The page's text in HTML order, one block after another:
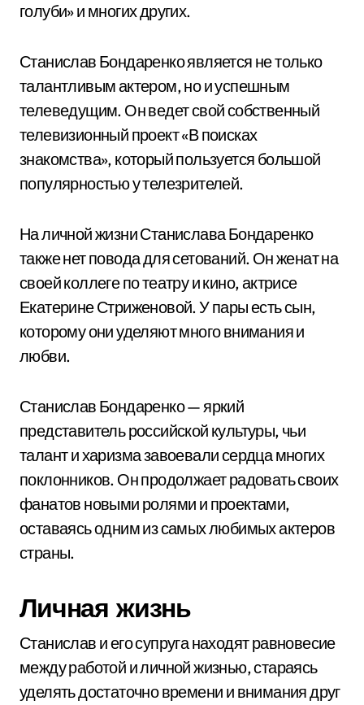
голуби» и многих других.
Станислав Бондаренко является не только
талантливым актером, но и успешным
телеведущим. Он ведет свой собственный
телевизионный проект «В поисках
знакомства», который пользуется большой
популярностью у телезрителей.
На личной жизни Станислава Бондаренко
также нет повода для сетований. Он женат на
своей коллеге по театру и кино, актрисе
Екатерине Стриженовой. У пары есть сын,
которому они уделяют много внимания и
любви.
Станислав Бондаренко — яркий
представитель российской культуры, чьи
талант и харизма завоевали сердца многих
поклонников. Он продолжает радовать своих
фанатов новыми ролями и проектами,
оставаясь одним из самых любимых актеров
страны.
Личная жизнь
Станислав и его супруга находят равновесие
между работой и личной жизнью, стараясь
уделять достаточно времени и внимания друг